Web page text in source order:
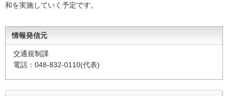
和を実施していく予定です。
情報発信元
交通規制課
電話：048-832-0110(代表)